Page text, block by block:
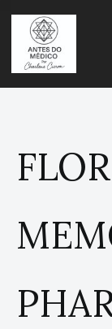
content